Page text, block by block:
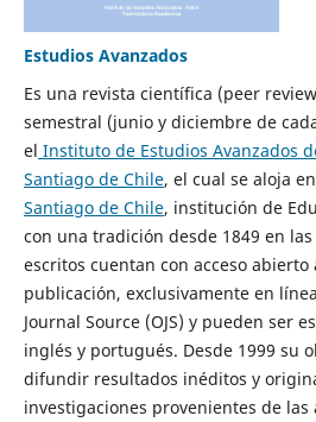
Estudios Avanzados
Es una revista científica (peer
semestral (junio y diciembre de
el Instituto de Estudios Avanzados
Santiago de Chile, el cual se aloja
Santiago de Chile, institución de
con una tradición desde 1849 en
escritos cuentan con acceso
publicación, exclusivamente en
Journal Source (OJS) y pueden ser
inglés y portugués. Desde 1999 su
difundir resultados inéditos y
investigaciones provenientes de